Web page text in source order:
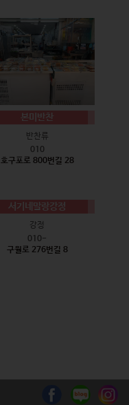
본미반찬
반찬류
010
호구포로 800번길 28
서기네말랑강정
강정
010-
구월로 276번길 8